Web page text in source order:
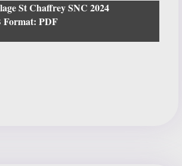
St Chaffrey SNC 2024
Format:PDF